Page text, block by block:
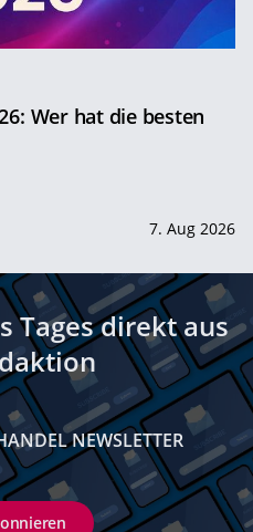
Wer hat die besten
7. Aug 2026
Tages direkt aus
NEWSLETTER